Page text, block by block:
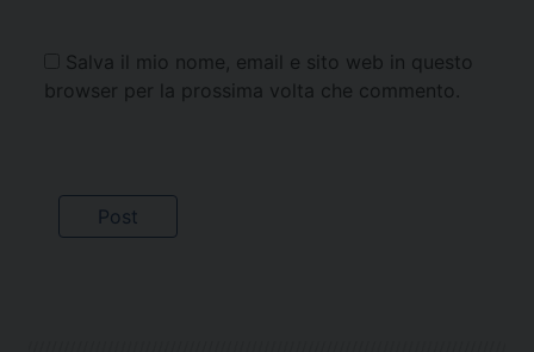
Salva il mio nome, email e sito web in questo
browser per la prossima volta che commento.